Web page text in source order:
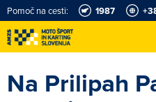
Pomoč na cesti: 1987
Na Prilipah